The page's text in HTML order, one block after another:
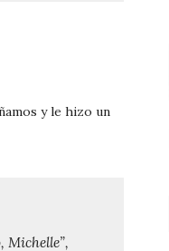
y le hizo un
Michelle”,